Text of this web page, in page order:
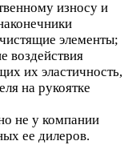
износу и
элементы;
воздействия
их эластичность,
на рукоятке
не у компании
ее дилеров.